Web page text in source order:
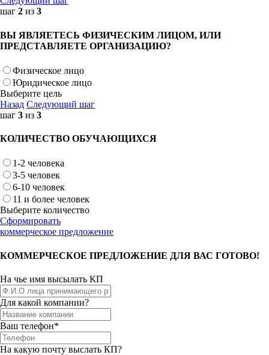
шаг 2 из 3
ВЫ ЯВЛЯЕТЕСЬ ФИЗИЧЕСКИМ ЛИЦОМ, ИЛИ
ПРЕДСТАВЛЯЕТЕ ОРГАНИЗАЦИЮ?
Физическое лицо
Юридическое лицо
Выберите цель
Назад Следующий шаг
шаг 3 из 3
КОЛИЧЕСТВО ОБУЧАЮЩИХСЯ
1-2 человека
3-5 человек
6-10 человек
11 и более человек
Выберите количество
Сформировать
коммерческое предложение
КОММЕРЧЕСКОЕ ПРЕДЛОЖЕНИЕ ДЛЯ ВАС ГОТОВО!
На чье имя высылать КП
Для какой компании?
Ваш телефон*
На какую почту выслать КП?